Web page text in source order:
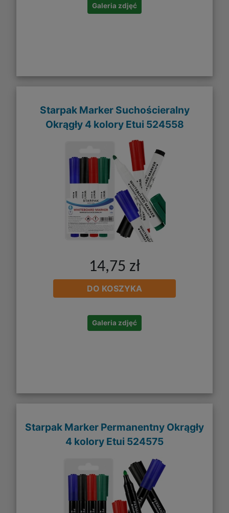
Galeria zdjęć
Starpak Marker Suchościeralny
Okrągły 4 kolory Etui 524558
14,75 zł
DO KOSZYKA
Galeria zdjęć
Starpak Marker Permanentny Okrągły
4 kolory Etui 524575